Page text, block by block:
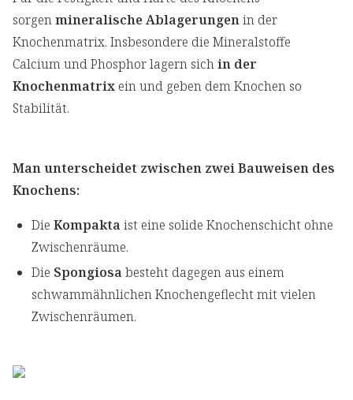
sorgenmineralische Ablagerungenin der
Knochenmatrix. Insbesondere die Mineralstoffe
Calcium und Phosphor lagern sichin der
Knochenmatrix ein und geben dem Knochen so
Stabilität.
Man unterscheidet zwischen zwei Bauweisen des
Knochens:
Die Kompakta ist eine solide Knochenschicht ohne
Zwischenräume.
Die Spongiosa besteht dagegen aus einem
schwammähnlichen Knochengeflecht mit vielen
Zwischenräumen.